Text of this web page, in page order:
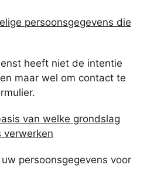
persoonsgegevens die
heeft niet de intentie
maar wel om contact te
van welke grondslag
verwerken
persoonsgegevens voor